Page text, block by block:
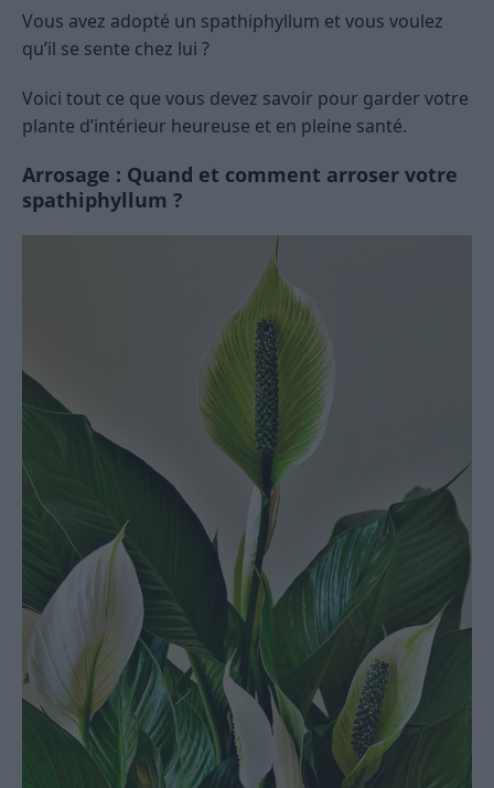
Vous avez adopté un spathiphyllum et vous voulez
qu’il se sente chez lui ?
Voici tout ce que vous devez savoir pour garder votre
plante d’intérieur heureuse et en pleine santé.
Arrosage : Quand et comment arroser votre
spathiphyllum ?